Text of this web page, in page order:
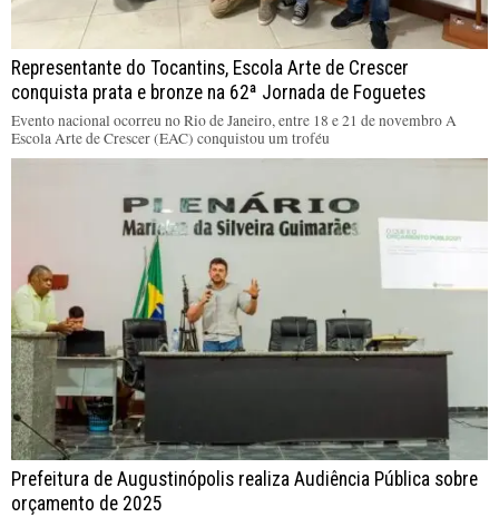
Representante do Tocantins, Escola Arte de Crescer
conquista prata e bronze na 62ª Jornada de Foguetes
Evento nacional ocorreu no Rio de Janeiro, entre 18 e 21 de novembro A
Escola Arte de Crescer (EAC) conquistou um troféu
Prefeitura de Augustinópolis realiza Audiência Pública sobre
orçamento de 2025